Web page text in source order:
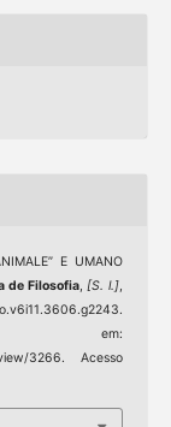
E UMANO
de Filosofia,[S. l.],
em:
view/3266. Acesso